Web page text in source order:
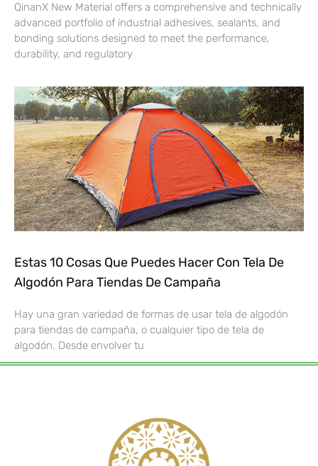
QinanX New Material offers a comprehensive and technically
advanced portfolio of industrial adhesives, sealants, and
bonding solutions designed to meet the performance,
durability, and regulatory
Estas 10 Cosas Que Puedes Hacer Con Tela De
Algodón Para Tiendas De Campaña
Hay una gran variedad de formas de usar tela de algodón
para tiendas de campaña, o cualquier tipo de tela de
algodón. Desde envolver tu